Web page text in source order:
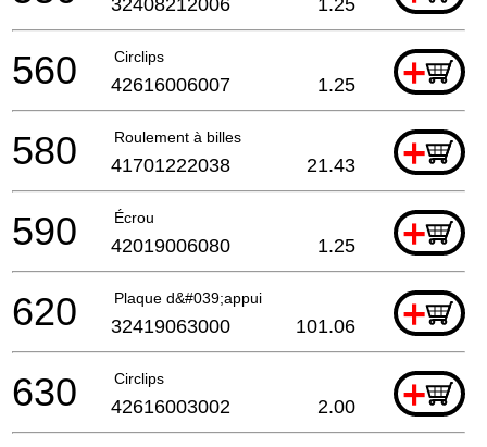
32408212006 1.25
Circlips +
560 42616006007 1.25
Roulement à billes +
580 41701222038 21.43
Écrou +
590 42019006080 1.25
Plaque d&#039;appui +
620 32419063000 101.06
Circlips +
630 42616003002 2.00